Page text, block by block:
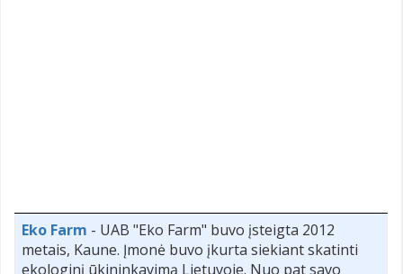
Eko Farm - UAB "Eko Farm" buvo įsteigta 2012
metais, Kaune. Įmonė buvo įkurta siekiant skatinti
ekologinį ūkininkavimą Lietuvoje. Nuo pat savo